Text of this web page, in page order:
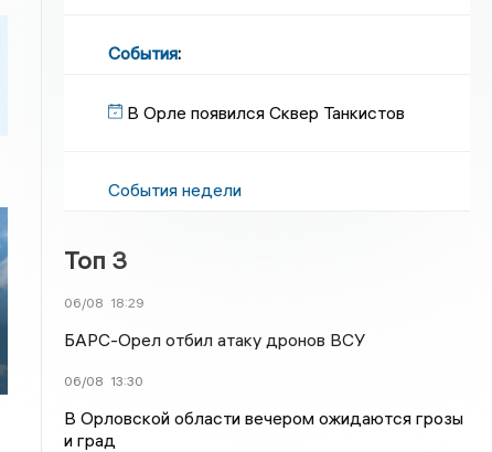
События:
В Орле появился Сквер Танкистов
События недели
Топ 3
06/08 18:29
БАРС-Орел отбил атаку дронов ВСУ
06/08 13:30
В Орловской области вечером ожидаются грозы
и град